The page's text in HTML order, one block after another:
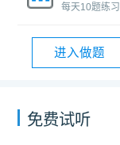
每天10题练习
进入做题
免费试听